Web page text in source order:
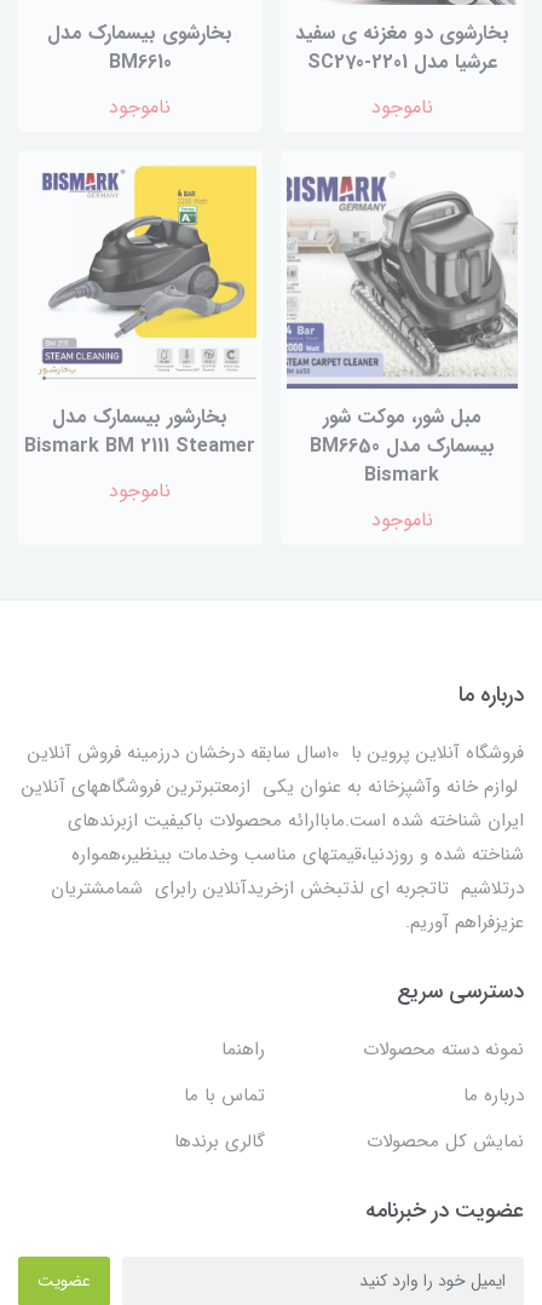
بخارشوی دو مغزنه ی سفید
عرشیا مدل SC270-2201
ناموجود
بخارشوی بیسمارک مدل
BM6610
ناموجود
مبل شور، موکت شور
بیسمارک مدل BM6650
Bismark
ناموجود
بخارشور بیسمارک مدل
Bismark BM 2111 Steamer
ناموجود
درباره ما
فروشگاه آنلاین پروین با 10سال سابقه درخشان درزمینه فروش آنلاین
لوازم خانه وآشپزخانه به عنوان یکی ازمعتبرترین فروشگاههای آنلاین
ایران شناخته شده است.ماباارائه محصولات باکیفیت ازبرندهای
شناخته شده و روزدنیا،قیمتهای مناسب وخدمات بینظیر،همواره
درتلاشیم تاتجربه ای لذتبخش ازخریدآنلاین رابرای شمامشتریان
عزیزفراهم آوریم.
دسترسی سریع
نمونه دسته محصولات
راهنما
درباره ما
تماس با ما
نمایش کل محصولات
گالری برندها
عضویت در خبرنامه
عضویت